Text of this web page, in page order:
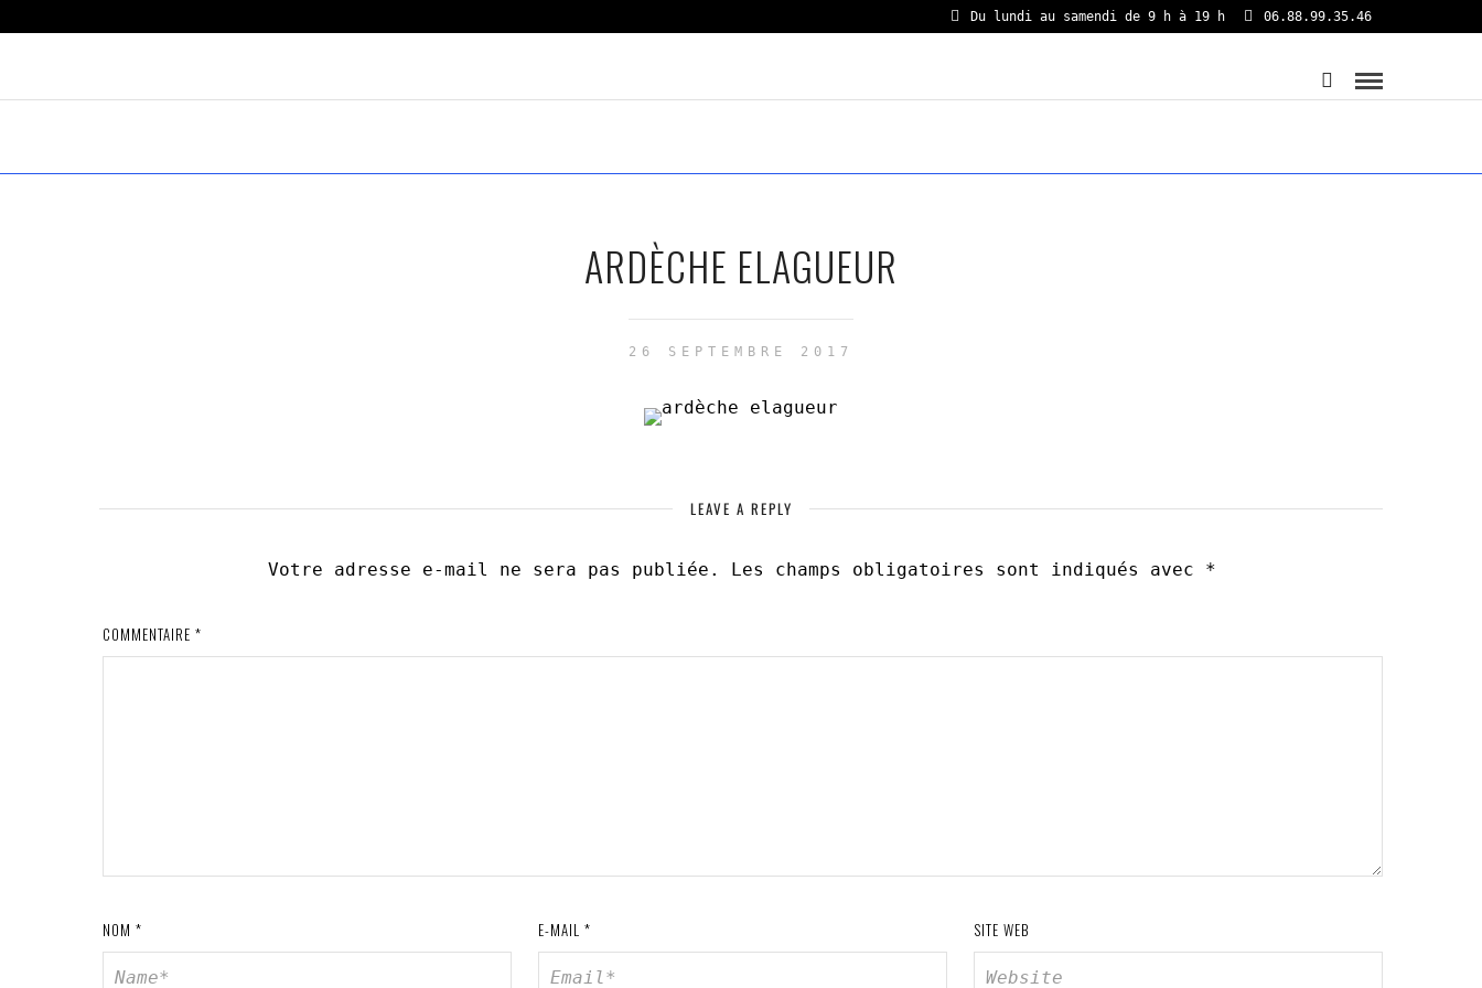
Du lundi au samendi de 9 h à 19 h 06.88.99.35.46
ARDÈCHE ELAGUEUR
26 SEPTEMBRE 2017
LEAVE A REPLY
Votre adresse e-mail ne sera pas publiée. Les champs obligatoires sont indiqués avec *
COMMENTAIRE *
NOM * E-MAIL * SITE WEB